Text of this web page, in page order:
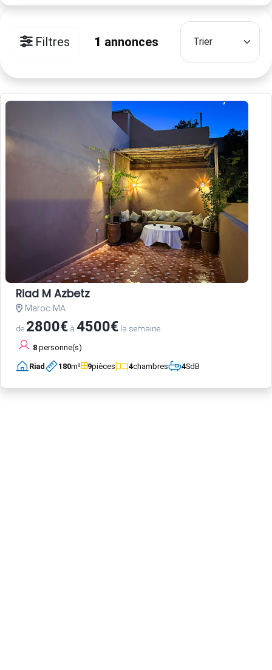
Filtres 1 annonces
Riad M Azbetz
Maroc MA
de 2800€ à 4500€ la semaine
8 personne(s)
Riad 180m² 9pièces 4chambres 4SdB